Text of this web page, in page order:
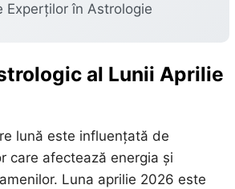
Experților în Astrologie
al Lunii Aprilie
lună este influențată de
care afectează energia și
Luna aprilie 2026 este